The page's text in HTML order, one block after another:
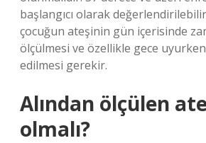
başlangıcı olarak
çocuğun ateşinin gün içerisinde
ölçülmesi ve özellikle gece
edilmesi gerekir.
Alından ölçülen
olmalı?